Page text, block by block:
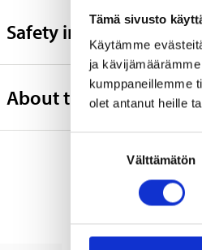
Tämä sivusto
Käytämme
ja
kumppaneillemme
olet antanut heille
Välttämätön
Safety instructions
About the